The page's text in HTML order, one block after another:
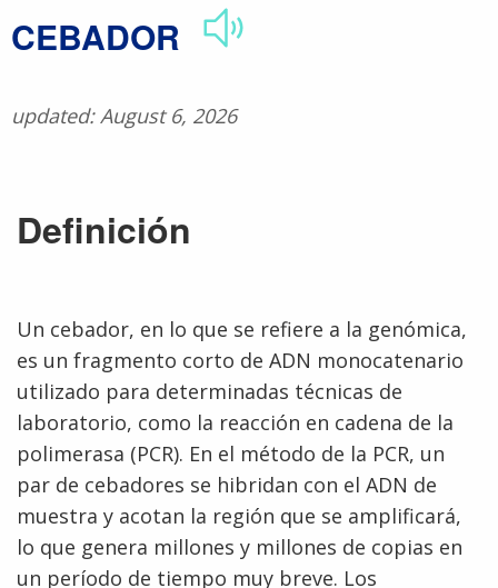
CEBADOR
updated: August 6, 2026
Definición
Un cebador, en lo que se refiere a la genómica,
es un fragmento corto de ADN monocatenario
utilizado para determinadas técnicas de
laboratorio, como la reacción en cadena de la
polimerasa (PCR). En el método de la PCR, un
par de cebadores se hibridan con el ADN de
muestra y acotan la región que se amplificará,
lo que genera millones y millones de copias en
un período de tiempo muy breve. Los